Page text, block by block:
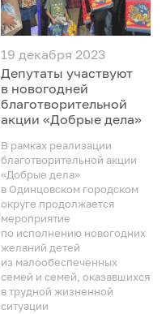
19 декабря 2023
Депутаты участвуют
в новогодней
благотворительной
акции «Добрые дела»
В рамках реализации
благотворительной акции
«Добрые дела»
в Одинцовском городском
округе продолжается
мероприятие
по исполнению новогодних
желаний детей
из малообеспеченных
семей и семей, оказавшихся
в трудной жизненной
ситуации